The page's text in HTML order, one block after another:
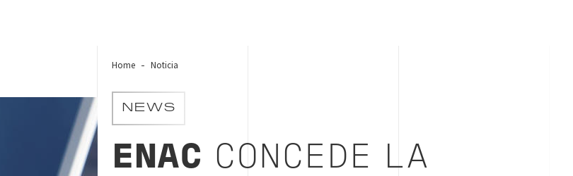
Home Noticia
NEWS
ENAC CONCEDE LA